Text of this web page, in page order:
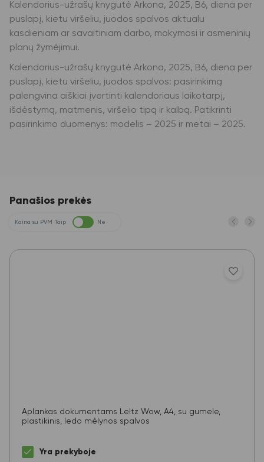
Kalendorius-užrašų knygutė Arkona, 2025, B6, diena per
puslapį, kietu viršeliu, juodos spalvos aktualu
kasdieniam ar savaitiniam darbo, mokymosi ir asmeninių
planų žymėjimui.
Kalendorius-užrašų knygutė Arkona, 2025, B6, diena per
puslapį, kietu viršeliu, juodos spalvos: pasirinkimą
palengvina aiškiai įvertinti kalendoriaus laikotarpį,
išdėstymą, matmenis, viršelio tipą ir kalbą. Patikrinti
pasirinkimo duomenys: modelis – 2025 ir metai – 2025.
Panašios prekės
Kaina su PVM Taip Ne
Aplankas dokumentams LeItz Wow, A4, su gumele,
plastikinis, ledo mėlynos spalvos
Yra prekyboje